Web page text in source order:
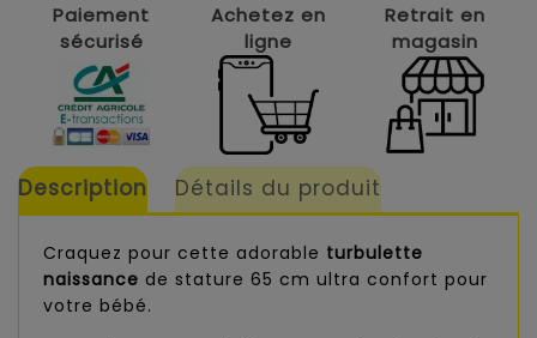
Paiement
sécurisé
Achetez en
ligne
Retrait en
magasin
Description Détails du produit
Craquez pour cette adorable turbulette
naissance de stature 65 cm ultra confort pour
votre bébé.